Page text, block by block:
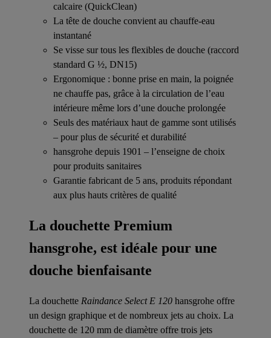
calcaire (QuickClean)
La tête de douche convient au chauffe-eau
instantané
Se visse sur tous les flexibles de douche (raccord
standard G ½, DN15)
Ergonomique : bonne prise en main, la poignée
ne chauffe pas, grâce à la circulation de l’eau
intérieure même lors d’une douche prolongée
Seuls des matériaux haut de gamme sont utilisés
– pour plus de sécurité et durabilité
hansgrohe depuis 1901 – l’enseigne de choix
pour produits sanitaires
Garantie fabricant de 5 ans, produits répondant
aux plus hauts critères de qualité
La douchette Premium
hansgrohe, est idéale pour une
douche bienfaisante
La douchette Raindance Select E 120 hansgrohe offre
un design graphique et de nombreux jets au choix. La
douchette de 120 mm de diamètre offre trois jets